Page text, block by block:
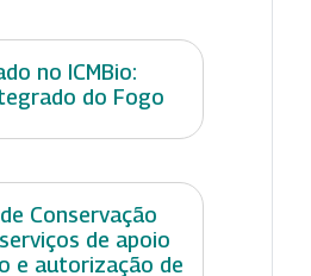
no ICMBio:
do Fogo
Conservação
de apoio
e autorização de